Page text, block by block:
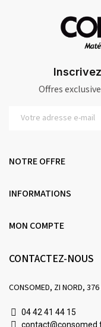
Offres
NOTRE OFFRE
INFORMATIONS
MON COMPTE
CONTACTEZ-NOUS
CONSOMED, ZI NORD,
04 42 41 44 15